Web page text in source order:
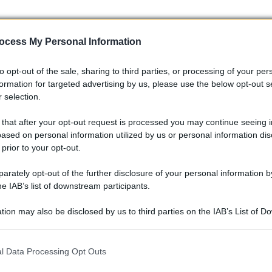
My Personal Information
opt-out of the sale, sharing to third parties, or processing of your
for targeted advertising by us, please use the below opt-out
selection.
that after your opt-out request is processed you may continue seeing
on personal information utilized by us or personal information
to your opt-out.
opt-out of the further disclosure of your personal information
IAB’s list of downstream participants.
may also be disclosed by us to third parties on the IAB’s List of
including but not limited to your visit or usage behaviour. You may
Data Processing Opt Outs
per costruire il suo futuro. Con progetti entusiasmanti
continuerà a sorprenderci. E voi? Quali aspettative avete
commenti! 💬